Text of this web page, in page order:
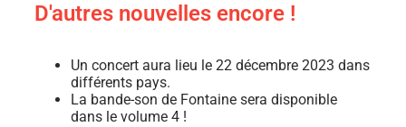
D'autres nouvelles encore !
Un concert aura lieu le 22 décembre 2023 dans
différents pays.
La bande-son de Fontaine sera disponible
dans le volume 4 !